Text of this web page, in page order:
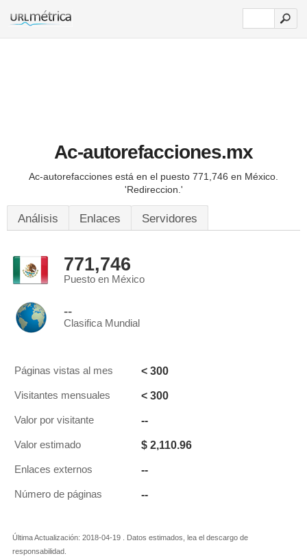
Ac-autorefacciones.mx
Ac-autorefacciones está en el puesto 771,746 en México.
'Redireccion.'
Análisis Enlaces Servidores
771,746
Puesto en México
--
Clasifica Mundial
Páginas vistas al mes < 300
Visitantes mensuales < 300
Valor por visitante --
Valor estimado $ 2,110.96
Enlaces externos --
Número de páginas --
Última Actualización: 2018-04-19 . Datos estimados, lea el descargo de
responsabilidad.